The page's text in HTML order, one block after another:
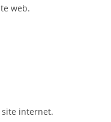
web.
internet.